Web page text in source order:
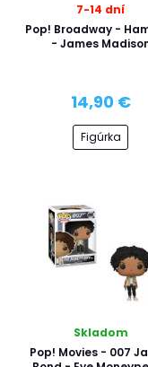
7-14 dní
Pop! Broadway -
- James
14,90 €
Figúrka
Skladom
Pop! Movies - 007